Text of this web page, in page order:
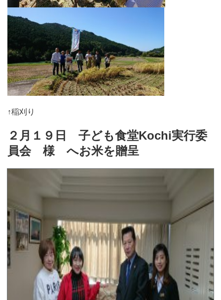
↑稲刈り
２月１９日 子ども食堂Kochi実行委
員会 様 へお米を贈呈